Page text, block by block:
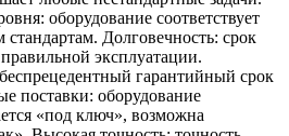
оборудование соответствует
Долговечность: срок
эксплуатации.
гарантийный срок
поставки: оборудование
«под ключ», возможна